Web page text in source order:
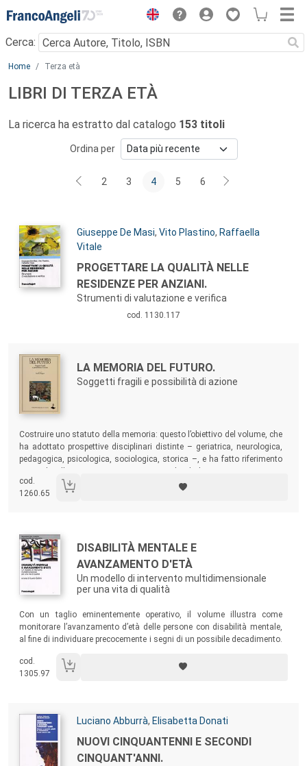
Menu
Cerca:
Main content
Home Terza età
LIBRI DI TERZA ETÀ
La ricerca ha estratto dal catalogo 153 titoli
Ordina per
2 3 4 5 6
Autori:
Giuseppe De Masi, Vito Plastino, Raffaella
Vitale
Titolo:
PROGETTARE LA QUALITÀ NELLE
RESIDENZE PER ANZIANI.
Strumenti di valutazione e verifica
cod. 1130.117
Autori:
Titolo:
LA MEMORIA DEL FUTURO.
Soggetti fragili e possibilità di azione
Costruire uno statuto della memoria: questo l’obiettivo del volume, che
ha adottato prospettive disciplinari distinte – geriatrica, neurologica,
pedagogica, psicologica, sociologica, storica –, e ha fatto riferimento
destinatari di un’operazione di valorizzazione della consapevolezza di
sé nel tempo, contro la marginalizzazione a cui li destina la società
cod.
1260.65
Autori:
Titolo:
DISABILITÀ MENTALE E
AVANZAMENTO D'ETÀ
Un modello di intervento multidimensionale
per una vita di qualità
Con un taglio eminentemente operativo, il volume illustra come
monitorare l’avanzamento d’età delle persone con disabilità mentale,
al fine di individuare precocemente i segni di un possibile decadimento.
diverse professionalità impegnate nel settore, con particolare
riferimento a quelle educative.
cod.
1305.97
Autori:
Luciano Abburrà, Elisabetta Donati
Titolo:
NUOVI CINQUANTENNI E SECONDI
CINQUANT'ANNI.